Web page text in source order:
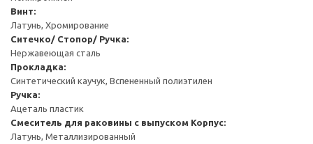
Винт:
Латунь, Хромирование
Ситечко/ Стопор/ Ручка:
Нержавеющая сталь
Прокладка:
Синтетический каучук, Вспененный полиэтилен
Ручка:
Ацеталь пластик
Смеситель для раковины с выпуском Корпус:
Латунь, Металлизированный